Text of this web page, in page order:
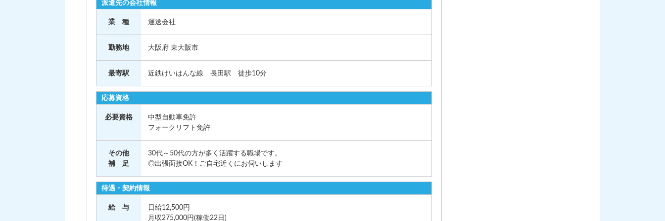
派遣先の会社情報
業 種 運送会社
勤務地 大阪府 東大阪市
最寄駅 近鉄けいはんな線 長田駅 徒歩10分
応募資格
必要資格
中型自動車免許
フォークリフト免許
その他
補 足
30代～50代の方が多く活躍する職場です。
◎出張面接OK！ご自宅近くにお伺いします
待遇・契約情報
給 与
日給12,500円
月収275,000円(稼働22日)